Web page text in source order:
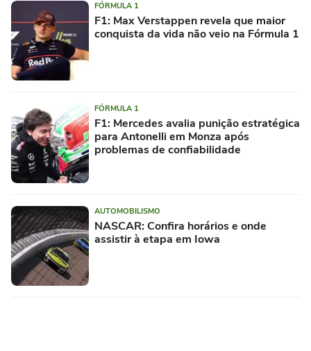
FÓRMULA 1
F1: Max Verstappen revela que maior
conquista da vida não veio na Fórmula 1
FÓRMULA 1
F1: Mercedes avalia punição estratégica
para Antonelli em Monza após
problemas de confiabilidade
AUTOMOBILISMO
NASCAR: Confira horários e onde
assistir à etapa em Iowa